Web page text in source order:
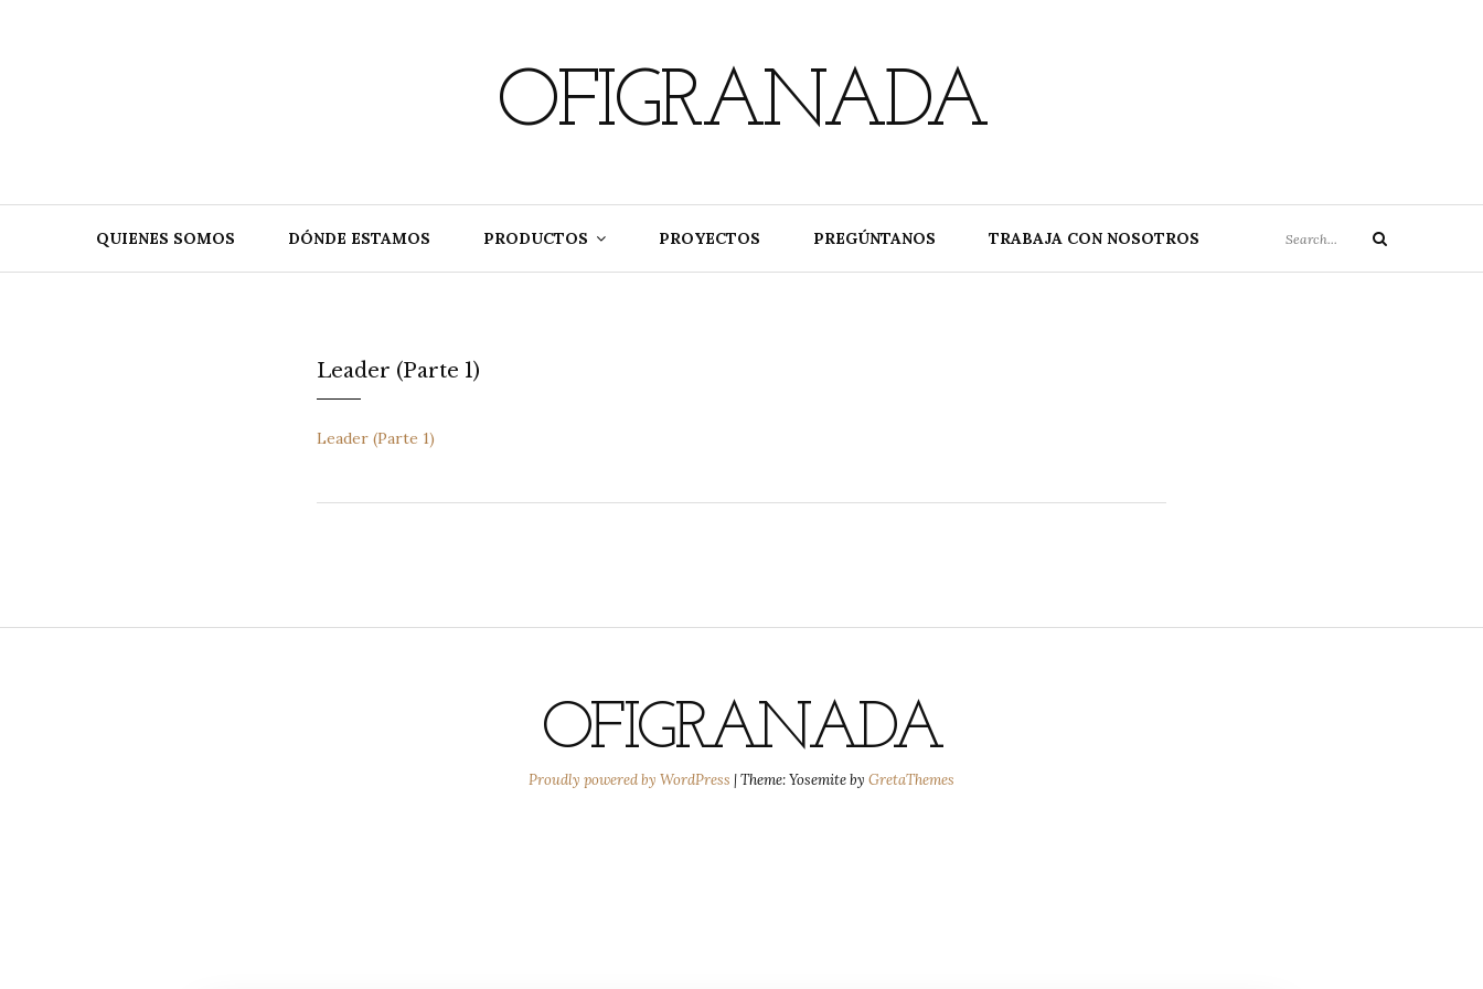
OFIGRANADA
QUIENES SOMOS DÓNDE ESTAMOS PRODUCTOS PROYECTOS PREGÚNTANOS TRABAJA CON NOSOTROS
for:
Search
Leader (Parte 1)
Leader (Parte 1)
OFIGRANADA
Proudly powered by WordPress |Theme: Yosemite by GretaThemes